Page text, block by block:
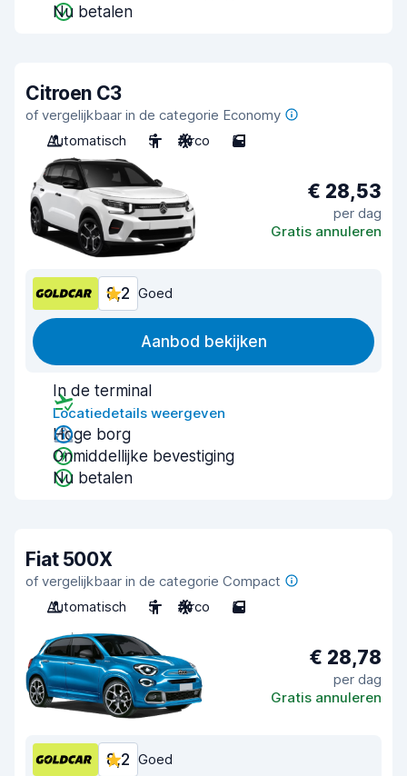
Nu betalen
Citroen C3
of vergelijkbaar in de categorie Economy
Automatisch
5 Airco 5
€ 28,53
per dag
Gratis annuleren
8,2 Goed
Aanbod bekijken
In de terminal
Locatiedetails weergeven
Hoge borg
Onmiddellijke bevestiging
Nu betalen
Fiat 500X
of vergelijkbaar in de categorie Compact
Automatisch
5 Airco 5
€ 28,78
per dag
Gratis annuleren
8,2 Goed